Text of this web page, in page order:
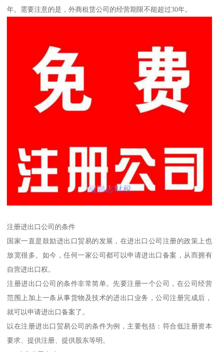
年。需要注意的是，外商租赁公司的经营期限不能超过30年。
注册进出口公司的条件
国家一直是鼓励进出口贸易的发展，在进出口公司注册的政策上也
放宽很多。如今，任何一家公司都可以申请进出口备案，从而拥有
自营进出口权。
注册进出口公司的条件非常简单。先要注册一个公司，在公司经营
范围上加上一条从事货物及技术的进出口业务，公司注册完成后，
就可以申请进出口备案了。
以在注册进出口贸易公司的条件为例，主要包括：符合低注册资本
要求、提供注册、提供股东等明。